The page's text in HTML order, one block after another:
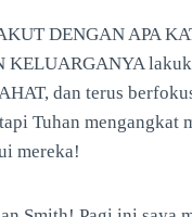
DENGAN APA
KELUARGANYA
dan terus
Tuhan
mereka!